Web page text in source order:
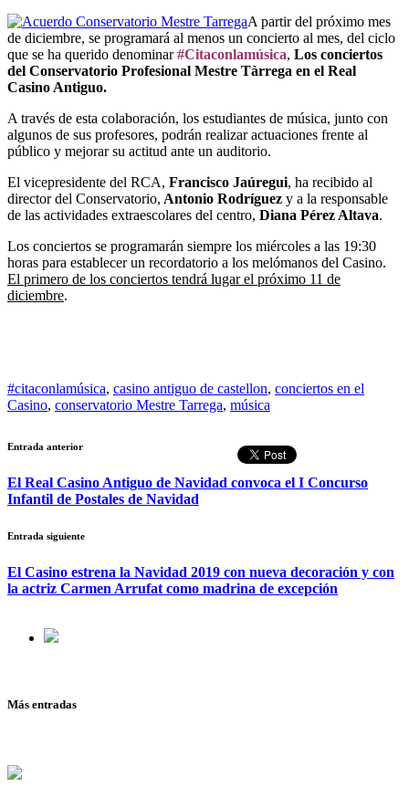
A partir del próximo mes
de diciembre, se programará al menos un concierto al mes, del ciclo
que se ha querido denominar#Citaconlamúsica, Los conciertos
del Conservatorio Profesional Mestre Tàrrega en el Real
Casino Antiguo.
A través de esta colaboración, los estudiantes de música, junto con
algunos de sus profesores, podrán realizar actuaciones frente al
público y mejorar su actitud ante un auditorio.
El vicepresidente del RCA, Francisco Jaúregui, ha recibido al
director del Conservatorio, Antonio Rodríguez y a la responsable
de las actividades extraescolares del centro, Diana Pérez Altava.
Los conciertos se programarán siempre los miércoles a las 19:30
horas para establecer un recordatorio a los melómanos del Casino.
El primero de los conciertos tendrá lugar el próximo 11 de
diciembre.
#citaconlamúsica, casino antiguo de castellon, conciertos en el
Casino, conservatorio Mestre Tarrega, música
Entrada anterior
El Real Casino Antiguo de Navidad convoca el I Concurso
Infantil de Postales de Navidad
Entrada siguiente
El Casino estrena la Navidad 2019 con nueva decoración y con
la actriz Carmen Arrufat como madrina de excepción
Más entradas